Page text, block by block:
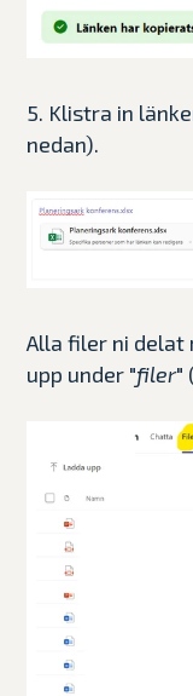
5. Klistra in
nedan).
Alla filer ni delat
upp under "filer"